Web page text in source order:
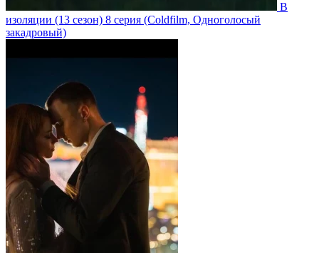
В
изоляции (13 сезон) 8 серия (Coldfilm, Одноголосый
закадровый)